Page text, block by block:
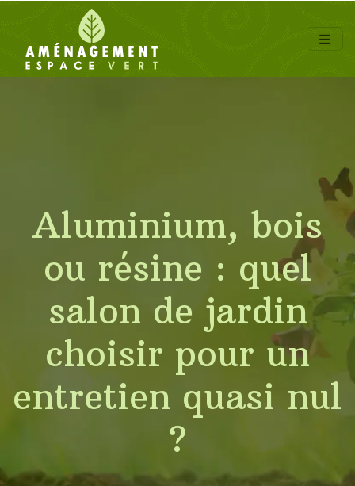
Aluminium, bois
ou résine : quel
salon de jardin
choisir pour un
entretien quasi nul
?